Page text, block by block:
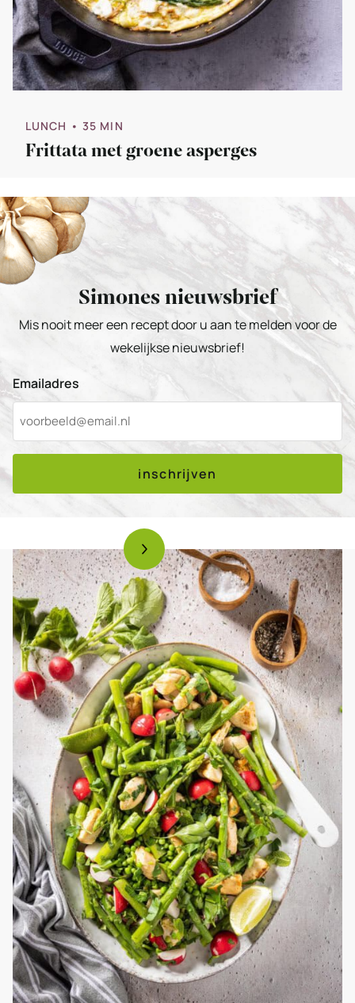
LUNCH • 35 MIN
Frittata met groene asperges
Simones nieuwsbrief
Mis nooit meer een recept door u aan te melden voor de
wekelijkse nieuwsbrief!
Emailadres
inschrijven